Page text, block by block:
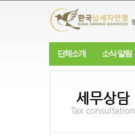
단체소개 소식·알림
세무상담
Tax consultation